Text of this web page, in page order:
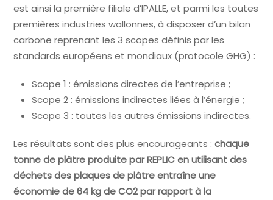
est ainsi la première filiale d’IPALLE, et parmi les toutes
premières industries wallonnes, à disposer d’un bilan
carbone reprenant les 3 scopes définis par les
standards européens et mondiaux (protocole GHG) :
Scope 1 : émissions directes de l’entreprise ;
Scope 2 : émissions indirectes liées à l’énergie ;
Scope 3 : toutes les autres émissions indirectes.
Les résultats sont des plus encourageants :chaque
tonne de plâtre produite par REPLIC en utilisant des
déchets des plaques de plâtre entraîne une
économie de 64 kg de CO2 par rapport à la